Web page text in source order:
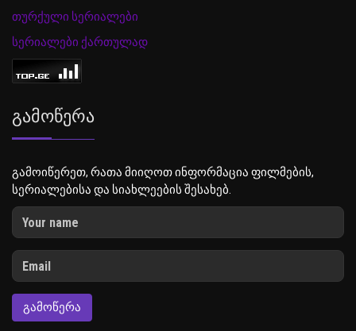
თურქული სერიალები
სერიალები ქართულად
Გამოწერა
გამოიწერეთ, რათა მიიღოთ ინფორმაცია ფილმების,
სერიალებისა და სიახლეების შესახებ.
ᲒᲐᲛᲝᲬᲔᲠᲐ